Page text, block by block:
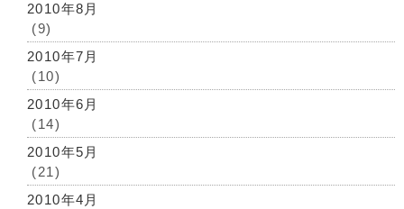
2010年8月
(9)
2010年7月
(10)
2010年6月
(14)
2010年5月
(21)
2010年4月